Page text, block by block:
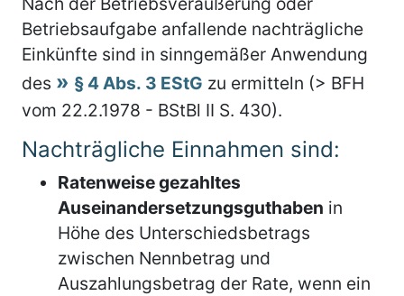
Betriebsaufgabe anfallende nachträgliche
Einkünfte sind in sinngemäßer Anwendung
des
§ 4 Abs. 3 EStG zu ermitteln (> BFH
vom 22.2.1978 - BStBl II S. 430).
Nachträgliche Einnahmen sind:
Ratenweise gezahltes
Auseinandersetzungsguthaben in
Höhe des Unterschiedsbetrags
zwischen Nennbetrag und
Auszahlungsbetrag der Rate, wenn ein